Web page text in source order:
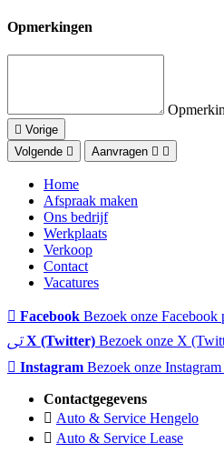
Opmerkingen
Vorige
Volgende
Aanvragen
Home
Afspraak maken
Ons bedrijf
Werkplaats
Verkoop
Contact
Vacatures
Facebook Bezoek onze Facebook
X (Twitter) Bezoek onze X
Instagram Bezoek onze Instagram
Contactgegevens
Auto & Service Hengelo
Auto & Service Lease